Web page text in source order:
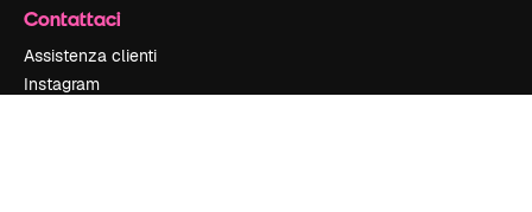
Contattaci
Assistenza clienti
Instagram